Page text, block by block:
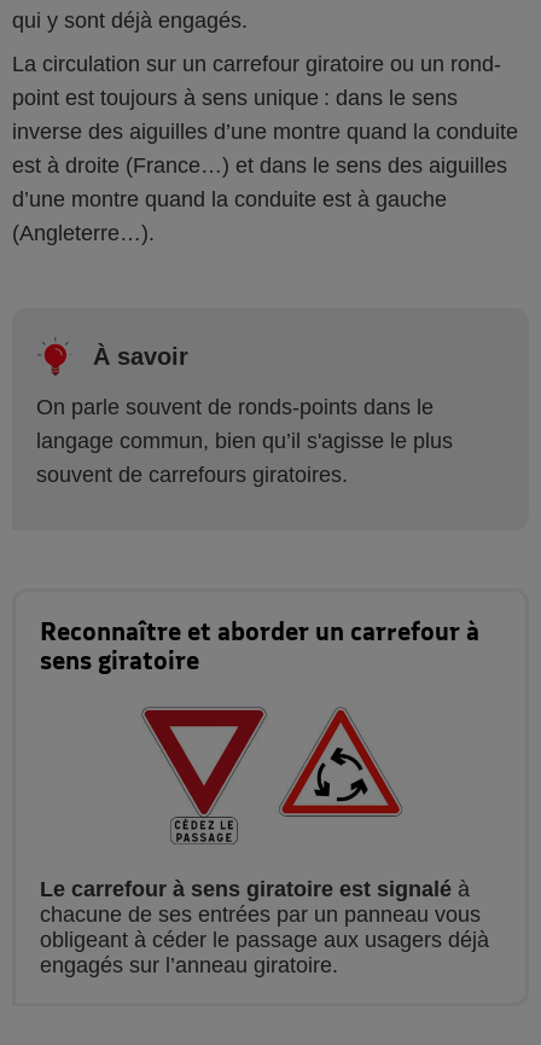
qui y sont déjà engagés.
La circulation sur un carrefour giratoire ou un rond-
point est toujours à sens unique : dans le sens
inverse des aiguilles d’une montre quand la conduite
est à droite (France…) et dans le sens des aiguilles
d’une montre quand la conduite est à gauche
(Angleterre…).
À savoir
On parle souvent de ronds-points dans le
langage commun, bien qu’il s'agisse le plus
souvent de carrefours giratoires.
Reconnaître et aborder un carrefour à
sens giratoire
Le carrefour à sens giratoire est signalé à
chacune de ses entrées par un panneau vous
obligeant à céder le passage aux usagers déjà
engagés sur l’anneau giratoire.